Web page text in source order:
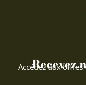
Recevez
Accédez aux